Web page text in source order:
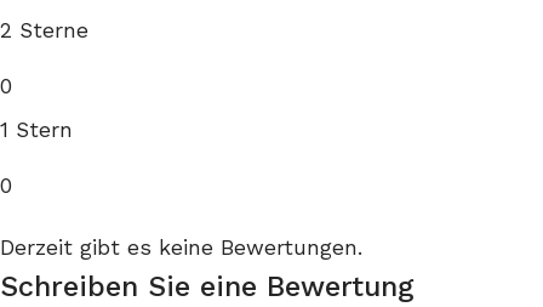
2 Sterne
0
1 Stern
0
Derzeit gibt es keine Bewertungen.
Schreiben Sie eine Bewertung